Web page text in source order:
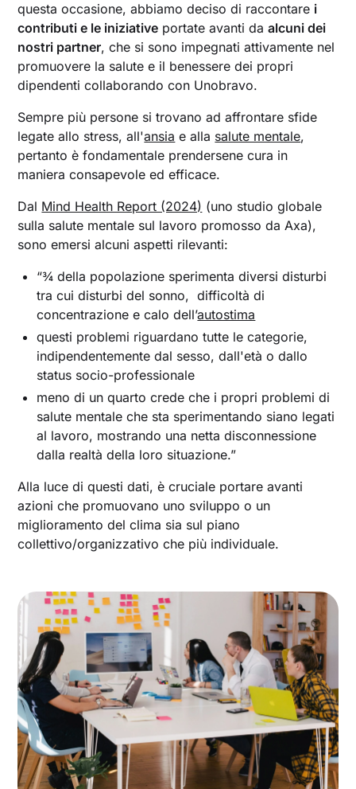
questa occasione, abbiamo deciso di raccontare i
contributi e le iniziative portate avanti daalcuni dei
nostri partner, che si sono impegnati attivamente nel
promuovere la salute e il benessere dei propri
dipendenti collaborando con Unobravo.
Sempre più persone si trovano ad affrontare sfide
legate allo stress, all'ansia e alla salute mentale,
pertanto è fondamentale prendersene cura in
maniera consapevole ed efficace.
Dal Mind Health Report (2024) (uno studio globale
sulla salute mentale sul lavoro promosso da Axa),
sono emersi alcuni aspetti rilevanti:
“¾ della popolazione sperimenta diversi disturbi
tra cui disturbi del sonno, difficoltà di
concentrazione e calo dell’autostima
questi problemi riguardano tutte le categorie,
indipendentemente dal sesso, dall'età o dallo
status socio-professionale
meno di un quarto crede che i propri problemi di
salute mentale che sta sperimentando siano legati
al lavoro, mostrando una netta disconnessione
dalla realtà della loro situazione.”
Alla luce di questi dati, è cruciale portare avanti
azioni che promuovano uno sviluppo o un
miglioramento del clima sia sul piano
collettivo/organizzativo che più individuale.